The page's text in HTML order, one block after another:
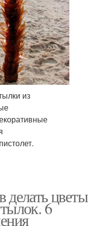
из
делать цветы
6